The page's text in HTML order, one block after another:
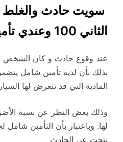
سويت حادث
الثاني 100 وعندي تأمين شامل
عند وقوع حادث و كان الشخص
بذلك بأن لديه تأمين شامل
المادية التي قد تتعرض لها
وذلك بغض النظر عن نسبة
لها. وباعتبار بأن التأمين شامل
نتجت عن الحادث